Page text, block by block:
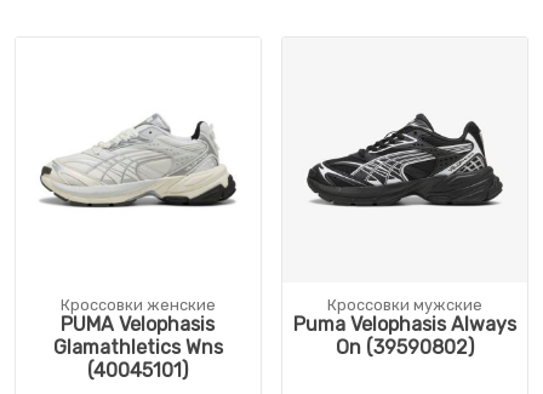
Кроссовки женские
PUMA Velophasis
Glamathletics Wns
(40045101)
Кроссовки мужские
Puma Velophasis Always
On (39590802)